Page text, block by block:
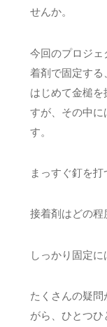
せんか。
今回のプロジ
着剤で固定する
はじめて金槌
すが、その中
す。
まっすぐ釘を打
接着剤はどの程
しっかり固定に
たくさんの疑
がら、ひとつひ